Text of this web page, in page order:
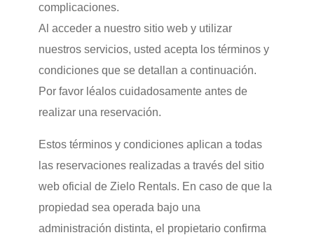
complicaciones.
Al acceder a nuestro sitio web y utilizar
nuestros servicios, usted acepta los términos y
condiciones que se detallan a continuación.
Por favor léalos cuidadosamente antes de
realizar una reservación.
Estos términos y condiciones aplican a todas
las reservaciones realizadas a través del sitio
web oficial de Zielo Rentals. En caso de que la
propiedad sea operada bajo una
administración distinta, el propietario confirma